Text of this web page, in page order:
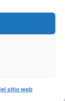
sitio web